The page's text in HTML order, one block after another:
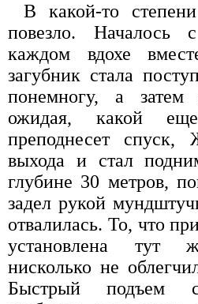
В какой-то
повезло.
каждом вдохе
загубник стала
понемногу, а
ожидая, какой
преподнесет спуск,
выхода и стал
глубине 30 метров,
задел рукой
отвалилась. То, что
установлена тут
нисколько не
Быстрый подъем